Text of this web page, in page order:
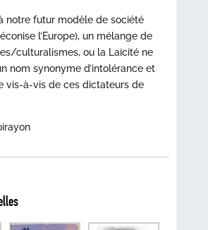
notre futur modèle de société
l’Europe), un mélange de
culturalismes, ou la Laïcité ne
nom synonyme d’intolérance et
vis-à-vis de ces dictateurs de